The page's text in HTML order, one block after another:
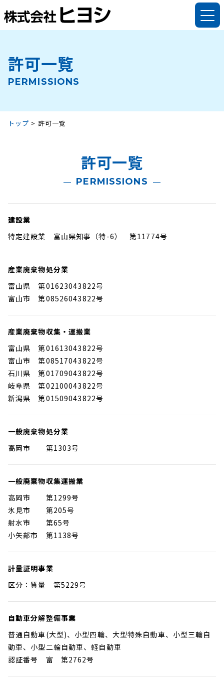
法人のお客様
法人のお客様トップ
リサイクル事業
ご依頼・お問い合わせ
持ち込みカレンダー
個人のお客様
持ち込みカレンダー
ヒヨシについて
採用情報
よくある質問
応募方法・エントリー
許可一覧
PERMISSIONS
トップ > 許可一覧
許可一覧
PERMISSIONS
建設業
特定建設業 富山県知事（特-6） 第11774号
産業廃棄物処分業
富山県 第01623043822号
富山市 第08526043822号
産業廃棄物収集・運搬業
富山県 第01613043822号
富山市 第08517043822号
石川県 第01709043822号
岐阜県 第02100043822号
新潟県 第01509043822号
一般廃棄物処分業
高岡市 第1303号
一般廃棄物収集運搬業
高岡市 第1299号
氷見市 第205号
射水市 第65号
小矢部市 第1138号
計量証明事業
区分：質量 第5229号
自動車分解整備事業
普通自動車(大型)、小型四輪、大型特殊自動車、小型三輪自
動車、小型二輪自動車、軽自動車
認証番号 富 第2762号